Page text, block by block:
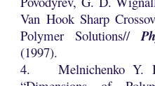
Van Hook Sharp
Polymer Solutions//
(1997).
4.
Melnichenko